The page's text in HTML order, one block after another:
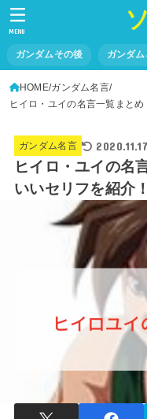
ガンダムその後 ガンダ
MENU
HOME ガンダム名言
ヒイロ・ユイの名言一覧まと
ガンダム名言 2020.11.17
ヒイロ・ユイの名
いいセリフを紹介！